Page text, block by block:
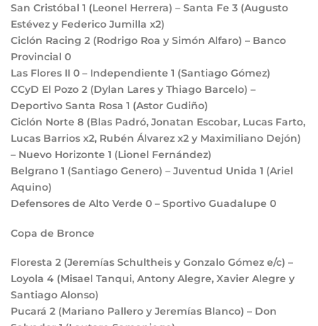
San Cristóbal 1 (Leonel Herrera) – Santa Fe 3 (Augusto
Estévez y Federico Jumilla x2)
Ciclón Racing 2 (Rodrigo Roa y Simón Alfaro) – Banco
Provincial 0
Las Flores II 0 – Independiente 1 (Santiago Gómez)
CCyD El Pozo 2 (Dylan Lares y Thiago Barcelo) –
Deportivo Santa Rosa 1 (Astor Gudiño)
Ciclón Norte 8 (Blas Padró, Jonatan Escobar, Lucas Farto,
Lucas Barrios x2, Rubén Álvarez x2 y Maximiliano Dejón)
– Nuevo Horizonte 1 (Lionel Fernández)
Belgrano 1 (Santiago Genero) – Juventud Unida 1 (Ariel
Aquino)
Defensores de Alto Verde 0 – Sportivo Guadalupe 0
Copa de Bronce
Floresta 2 (Jeremías Schultheis y Gonzalo Gómez e/c) –
Loyola 4 (Misael Tanqui, Antony Alegre, Xavier Alegre y
Santiago Alonso)
Pucará 2 (Mariano Pallero y Jeremías Blanco) – Don